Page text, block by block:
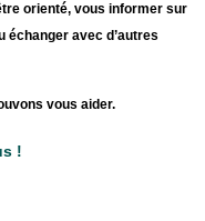
orienté, vous informer sur
échanger avec d’autres
vous aider.
!